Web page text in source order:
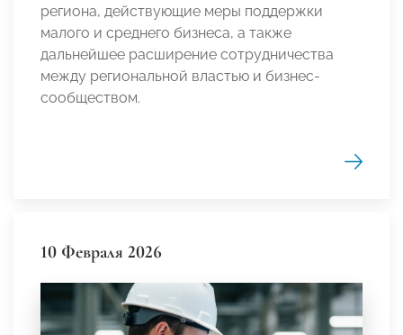
региона, действующие меры поддержки
малого и среднего бизнеса, а также
дальнейшее расширение сотрудничества
между региональной властью и бизнес-
сообществом.
10 Февраля 2026